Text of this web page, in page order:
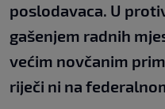
poslodavaca. U
gašenjem radnih
većim novčanim
riječi ni na